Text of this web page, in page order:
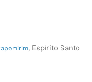
, Espírito Santo